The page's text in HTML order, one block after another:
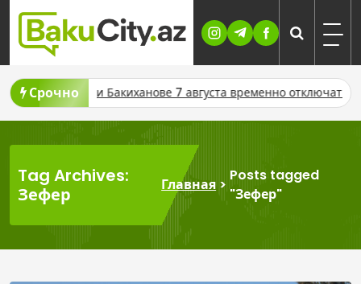
Skip
content
Срочно
В Сабунчи и Бакиханове 7 августа временно отключат газ В
Tag Archives:
Зефер
Главная >
Posts tagged
"Зефер"